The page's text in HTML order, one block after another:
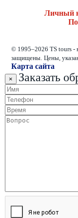
Личный
© 1995–2026 TS tours -
защищены. Цены,
Карта сайта
× Заказать